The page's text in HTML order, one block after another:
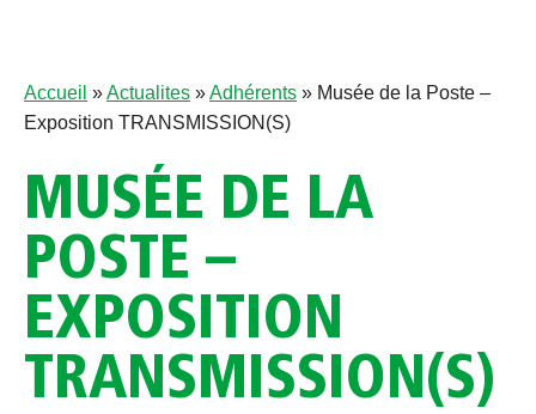
Accueil »Actualites »Adhérents » Musée de la Poste –
Exposition TRANSMISSION(S)
MUSÉE DE LA
POSTE –
EXPOSITION
TRANSMISSION(S)